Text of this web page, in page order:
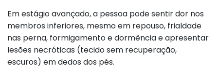
Em estágio avançado, a pessoa pode sentir dor nos
membros inferiores, mesmo em repouso, frialdade
nas perna, formigamento e dormência e apresentar
lesões necróticas (tecido sem recuperação,
escuros) em dedos dos pés.